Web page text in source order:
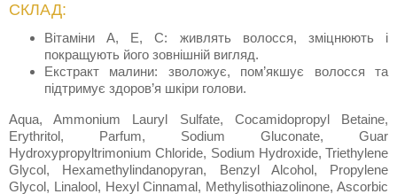
СКЛАД:
Вітаміни A, E, C: живлять волосся, зміцнюють і
покращують його зовнішній вигляд.
Екстракт малини: зволожує, пом’якшує волосся та
підтримує здоров’я шкіри голови.
Aqua, Ammonium Lauryl Sulfate, Cocamidopropyl Betaine,
Erythritol, Parfum, Sodium Gluconate, Guar
Hydroxypropyltrimonium Chloride, Sodium Hydroxide, Triethylene
Glycol, Hexamethylindanopyran, Benzyl Alcohol, Propylene
Glycol, Linalool, Hexyl Cinnamal, Methylisothiazolinone, Ascorbic